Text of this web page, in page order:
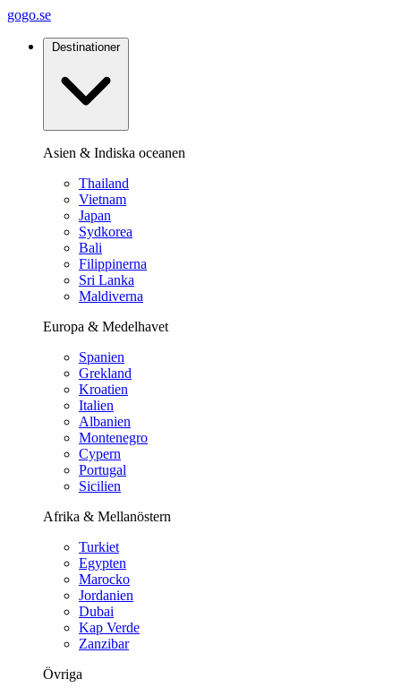
gogo.se
Destinationer
Asien & Indiska oceanen
Thailand
Vietnam
Japan
Sydkorea
Bali
Filippinerna
Sri Lanka
Maldiverna
Europa & Medelhavet
Spanien
Grekland
Kroatien
Italien
Albanien
Montenegro
Cypern
Portugal
Sicilien
Afrika & Mellanöstern
Turkiet
Egypten
Marocko
Jordanien
Dubai
Kap Verde
Zanzibar
Övriga